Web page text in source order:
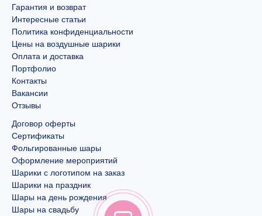
Гарантия и возврат
Интересные статьи
Политика конфиденциальности
Цены на воздушные шарики
Оплата и доставка
Портфолио
Контакты
Вакансии
Отзывы
Договор оферты
Сертификаты
Фольгированные шары
Оформление мероприятий
Шарики с логотипом на заказ
Шарики на праздник
Шары на день рождения
Шары на свадьбу